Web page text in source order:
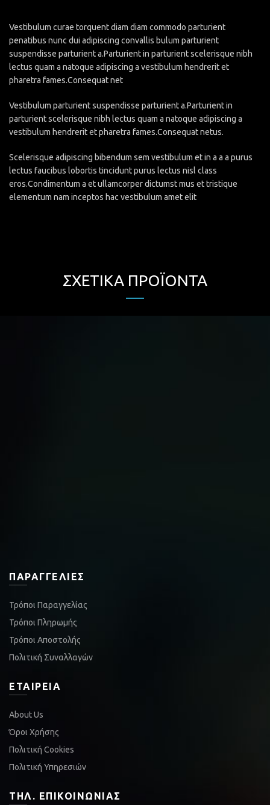
Vestibulum curae torquent diam diam commodo parturient
penatibus nunc dui adipiscing convallis bulum parturient
suspendisse parturient a.Parturient in parturient scelerisque nibh
lectus quam a natoque adipiscing a vestibulum hendrerit et
pharetra fames.Consequat net
Vestibulum parturient suspendisse parturient a.Parturient in
parturient scelerisque nibh lectus quam a natoque adipiscing a
vestibulum hendrerit et pharetra fames.Consequat netus.
Scelerisque adipiscing bibendum sem vestibulum et in a a a purus
lectus faucibus lobortis tincidunt purus lectus nisl class
eros.Condimentum a et ullamcorper dictumst mus et tristique
elementum nam inceptos hac vestibulum amet elit
ΣΧΕΤΙΚΆ ΠΡΟΪΌΝΤΑ
ΠΑΡΑΓΓΕΛΊΕΣ
Τρόποι Παραγγελίας
Τρόποι Πληρωμής
Τρόποι Αποστολής
Πολιτική Συναλλαγών
ΕΤΑΙΡΕΊΑ
About Us
Όροι Χρήσης
Πολιτική Cookies
Πολιτική Υπηρεσιών
ΤΗΛ. ΕΠΙΚΟΙΝΩΝΊΑΣ